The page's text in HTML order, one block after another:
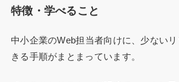
特徴・学べること
中小企業のWeb担当者向けに、少ない
きる手順がまとまっています。